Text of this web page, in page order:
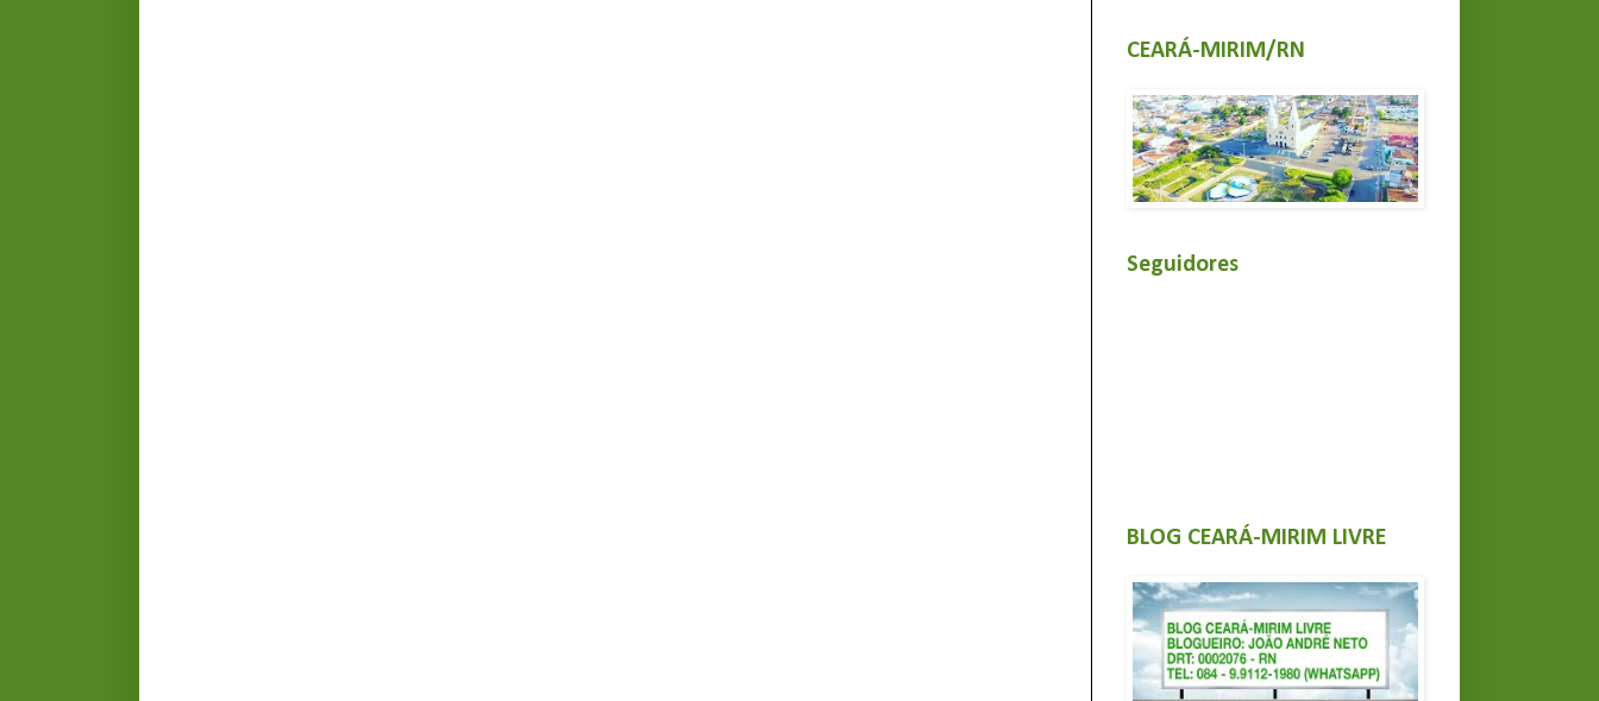
CEARÁ-MIRIM/RN
Seguidores
BLOG CEARÁ-MIRIM LIVRE